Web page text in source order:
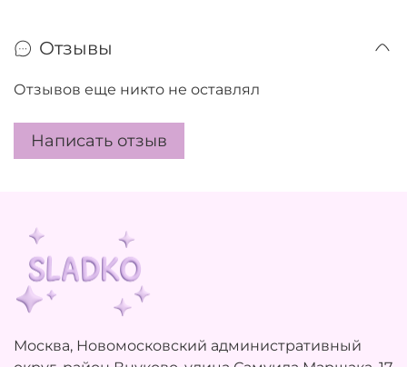
Отзывы
Отзывов еще никто не оставлял
Написать отзыв
Москва, Новомосковский административный